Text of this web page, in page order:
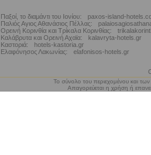
Παξοί, το διαμάντι του Ιονίου:
paxos-island-
Παλιός Αγιος Αθανάσιος Πέλλας:
Ορεινή Κορινθία και Τρίκαλα Κορινθίας:
Καλάβρυτα και Ορεινή Αχαϊα:
kalavryta-hotels.gr
Καστοριά:
hotels-kastoria.gr
Ελαφόνησος Λακωνίας:
elafonisos-hotels.gr
Το σύνολο του περιεχομένου και
Απαγορεύεται η χρήση ή